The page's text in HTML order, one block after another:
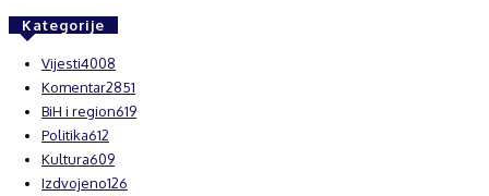
Kategorije
Vijesti4008
Komentar2851
BiH i region619
Politika612
Kultura609
Izdvojeno126